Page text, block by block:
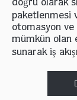
doğru olarak
paketlenmesi
otomasyon
mümkün olan
sunarak iş